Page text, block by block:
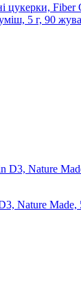
цукерки, Fiber
5 г, 90
Nature